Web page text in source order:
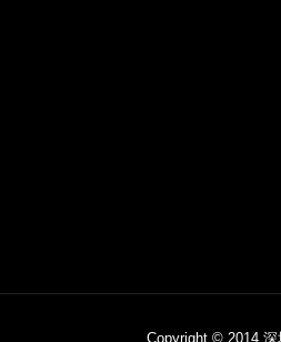
Copyright © 2014 深